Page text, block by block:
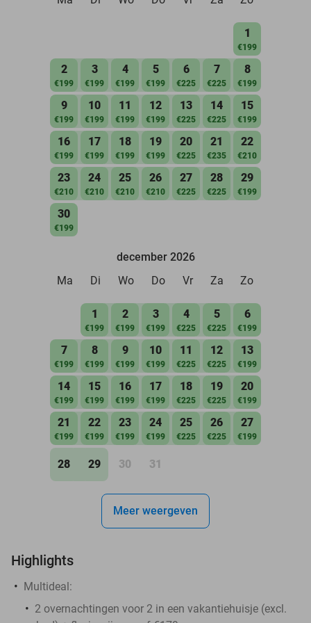
1
€199
2
€199
3
€199
4
€199
5
€199
6
€225
7
€225
8
€199
9
€199
10
€199
11
€199
12
€199
13
€225
14
€225
15
€199
16
€199
17
€199
18
€199
19
€199
20
€225
21
€235
22
€210
23
€210
24
€210
25
€210
26
€210
27
€225
28
€225
29
€199
30
€199
december 2026
Ma
Di Wo Do Vr Za Zo
1
€199
2
€199
3
€199
4
€225
5
€225
6
€199
7
€199
8
€199
9
€199
10
€199
11
€225
12
€225
13
€199
14
€199
15
€199
16
€199
17
€199
18
€225
19
€225
20
€199
21
€199
22
€199
23
€199
24
€199
25
€225
26
€225
27
€199
28 29 30 31
Meer weergeven
Highlights
Multideal:
2 overnachtingen voor 2 in een vakantiehuisje (excl.